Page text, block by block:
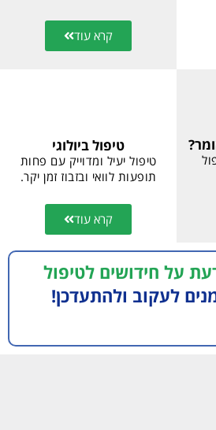
קרא עוד
טיפול ביולוגי
טיפול יעיל ומדוייק עם פחות
תופעות לוואי ובזבוז זמן יקר.
קרא עוד
על חידושים לטיפול
לעקוב ולהתעדכן!